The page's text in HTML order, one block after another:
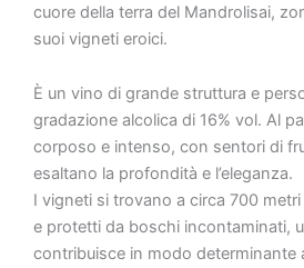
cuore della terra del Mandrolisai,
suoi vigneti eroici.
È un vino di grande struttura e
gradazione alcolica di 16% vol. Al
corposo e intenso, con sentori di
esaltano la profondità e l’eleganza.
I vigneti si trovano a circa 700
e protetti da boschi incontaminati,
contribuisce in modo determinante